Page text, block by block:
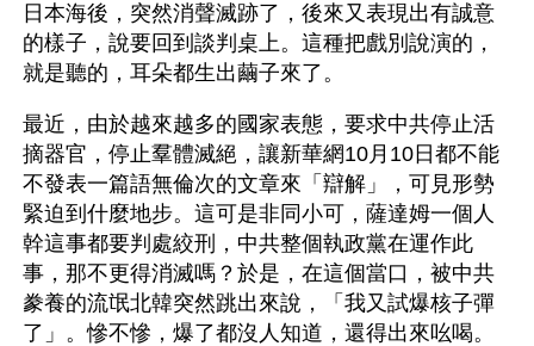
日本海後，突然消聲滅跡了，後來又表現出有誠意
的樣子，說要回到談判桌上。這種把戲別說演的，
就是聽的，耳朵都生出繭子來了。
最近，由於越來越多的國家表態，要求中共停止活
摘器官，停止羣體滅絕，讓新華網10月10日都不能
不發表一篇語無倫次的文章來「辯解」，可見形勢
緊迫到什麼地步。這可是非同小可，薩達姆一個人
幹這事都要判處絞刑，中共整個執政黨在運作此
事，那不更得消滅嗎？於是，在這個當口，被中共
豢養的流氓北韓突然跳出來說，「我又試爆核子彈
了」。慘不慘，爆了都沒人知道，還得出來吆喝。